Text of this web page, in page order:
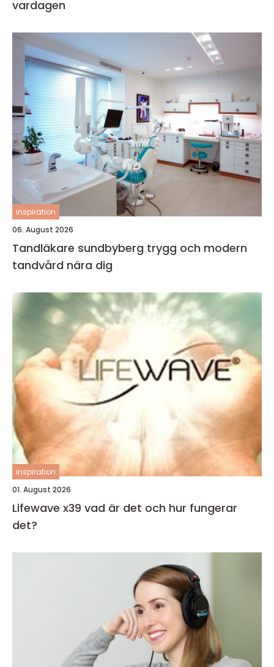
vardagen
inspiration
06. August 2026
Tandläkare sundbyberg trygg och modern
tandvård nära dig
inspiration
01. August 2026
Lifewave x39 vad är det och hur fungerar
det?